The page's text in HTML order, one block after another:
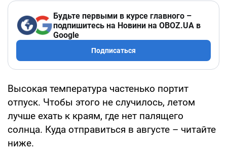
Будьте первыми в курсе главного –
подпишитесь на Новини на OBOZ.UA в
Google
Подписаться
Высокая температура частенько портит
отпуск. Чтобы этого не случилось, летом
лучше ехать к краям, где нет палящего
солнца. Куда отправиться в августе – читайте
ниже.